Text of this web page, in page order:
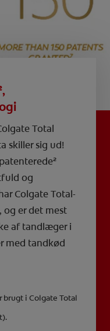
Total
skiller sig ud!
og
Colgate Total-
og er det mest
af tandlæger i
med tandkød
i Colgate Total